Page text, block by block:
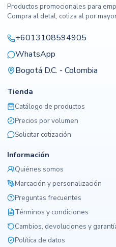
Productos promocionales para
Compra al detal, cotiza al por
+6013108594905
WhatsApp
Bogotá D.C. - Colombia
Tienda
Catálogo de productos
Precios por volumen
Solicitar cotización
Información
Quiénes somos
Marcación y personalización
Preguntas frecuentes
Términos y condiciones
Cambios, devoluciones y
Política de datos